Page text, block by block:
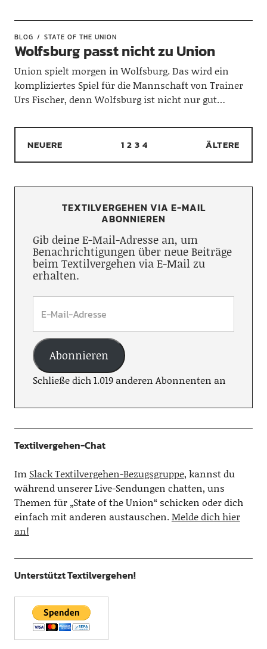
BLOG STATE OF THE UNION
Wolfsburg passt nicht zu Union
Union spielt morgen in Wolfsburg. Das wird ein
kompliziertes Spiel für die Mannschaft von Trainer
Urs Fischer, denn Wolfsburg ist nicht nur gut…
NEUERE 1 2 3 4 ÄLTERE
TEXTILVERGEHEN VIA E-MAIL
ABONNIEREN
Gib deine E-Mail-Adresse an, um
Benachrichtigungen über neue Beiträge
beim Textilvergehen via E-Mail zu
erhalten.
Abonnieren
Schließe dich 1.019 anderen Abonnenten an
Textilvergehen-Chat
Im Slack Textilvergehen-Bezugsgruppe, kannst du
während unserer Live-Sendungen chatten, uns
Themen für „State of the Union“ schicken oder dich
einfach mit anderen austauschen.Melde dich hier
an!
Unterstützt Textilvergehen!